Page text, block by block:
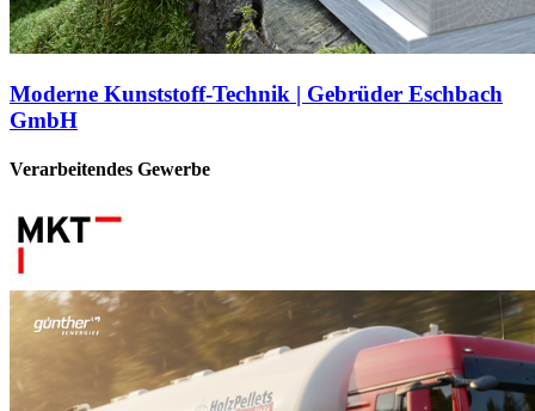
Moderne Kunststoff-Technik | Gebrüder Eschbach
GmbH
Verarbeitendes Gewerbe